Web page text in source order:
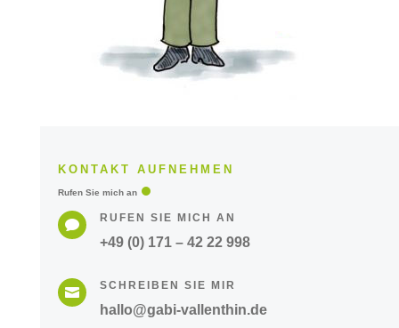
KONTAKT AUFNEHMEN
Rufen Sie mich an
 RUFEN SIE MICH AN
+49 (0) 171 – 42 22 998
 SCHREIBEN SIE MIR
hallo@gabi-vallenthin.de